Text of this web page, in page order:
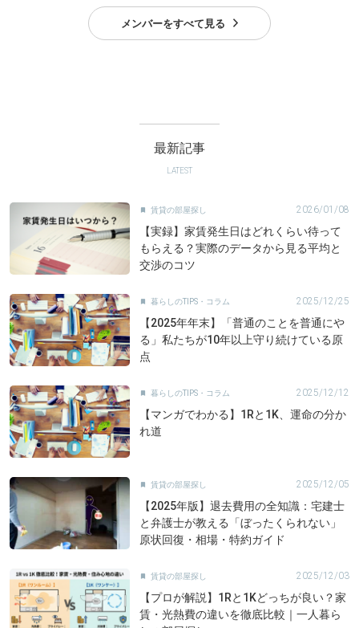
メンバーをすべて見る
最新記事
LATEST
 賃貸の部屋探し 2026/01/08
【実録】家賃発生日はどれくらい待って
もらえる？実際のデータから見る平均と
交渉のコツ
 暮らしのTIPS・コラム 2025/12/25
【2025年年末】「普通のことを普通にや
る」私たちが10年以上守り続けている原
点
 暮らしのTIPS・コラム 2025/12/12
【マンガでわかる】1Rと1K、運命の分か
れ道
 賃貸の部屋探し 2025/12/05
【2025年版】退去費用の全知識：宅建士
と弁護士が教える「ぼったくられない」
原状回復・相場・特約ガイド
 賃貸の部屋探し 2025/12/03
【プロが解説】1Rと1Kどっちが良い？家
賃・光熱費の違いを徹底比較｜一人暮ら